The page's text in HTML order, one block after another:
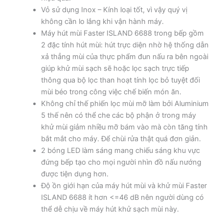
Vỏ sử dụng Inox – Kính loại tốt, vì vậy quý vị
không cần lo lắng khi vận hành máy.
Máy hút mùi Faster ISLAND 6688 trong bếp gồm
2 đặc tính hút mùi: hút trực diện nhờ hệ thống dẫn
xả thẳng mùi của thực phẩm đun nấu ra bên ngoài
giúp khử mùi sạch sẽ hoặc lọc sạch trực tiếp
thông qua bộ lọc than hoạt tính lọc bỏ tuyệt đối
mùi béo trong công việc chế biến món ăn.
Không chỉ thế phiến lọc mùi mỡ làm bởi Aluminium
5 thế nên có thể che các bộ phận ở trong máy
khử mùi giảm nhiều mỡ bám vào mà còn tăng tính
bắt mắt cho máy. Để chùi rửa thật quá đơn giản.
2 bóng LED làm sáng mang chiếu sáng khu vực
đứng bếp tạo cho mọi người nhìn đồ nấu nướng
được tiện dụng hơn.
Độ ồn giới hạn của máy hút mùi và khử mùi Faster
ISLAND 6688 ít hơn <=46 dB nên người dùng có
thể dễ chịu về máy hút khử sạch mùi này.